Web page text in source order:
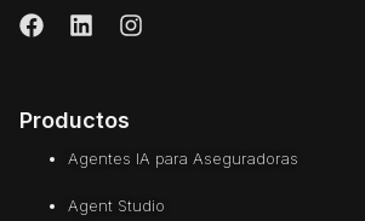
Productos
Agentes IA para Aseguradoras
Agent Studio